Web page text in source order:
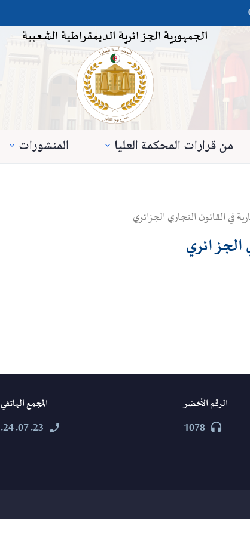
الجمهورية الجزائرية الديمقراطية الشعبية
من قرارات المحكمة العليا المنشورات
في القانون التجاري الجزائري
الجزائري
المجمع الهاتفي


23. 07. 24. 023
الرقم الأخضر


1078